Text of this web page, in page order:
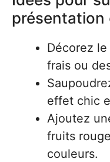
présentation
Décorez
frais ou
effet chic
Ajoutez
fruits
couleurs.